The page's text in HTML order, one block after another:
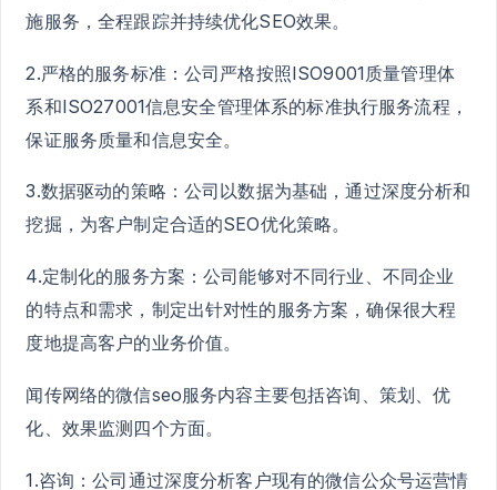
施服务，全程跟踪并持续优化SEO效果。
2.严格的服务标准：公司严格按照ISO9001质量管理体
系和ISO27001信息安全管理体系的标准执行服务流程，
保证服务质量和信息安全。
3.数据驱动的策略：公司以数据为基础，通过深度分析和
挖掘，为客户制定合适的SEO优化策略。
4.定制化的服务方案：公司能够对不同行业、不同企业
的特点和需求，制定出针对性的服务方案，确保很大程
度地提高客户的业务价值。
闻传网络的微信seo服务内容主要包括咨询、策划、优
化、效果监测四个方面。
1.咨询：公司通过深度分析客户现有的微信公众号运营情